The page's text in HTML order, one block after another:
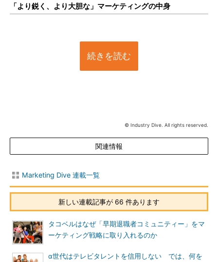
「より鋭く、より大胆な」マーケティングの中身
続きを読む
© Industry Dive. All rights reserved.
関連情報
Marketing Dive 連載一覧
新しい連載記事が 66 件あります
タコベルはなぜ「早期退職者コミュニティー」をマ
ーケティング戦略に取り入れるのか
α世代はテレビタレントを信用しない では、何を